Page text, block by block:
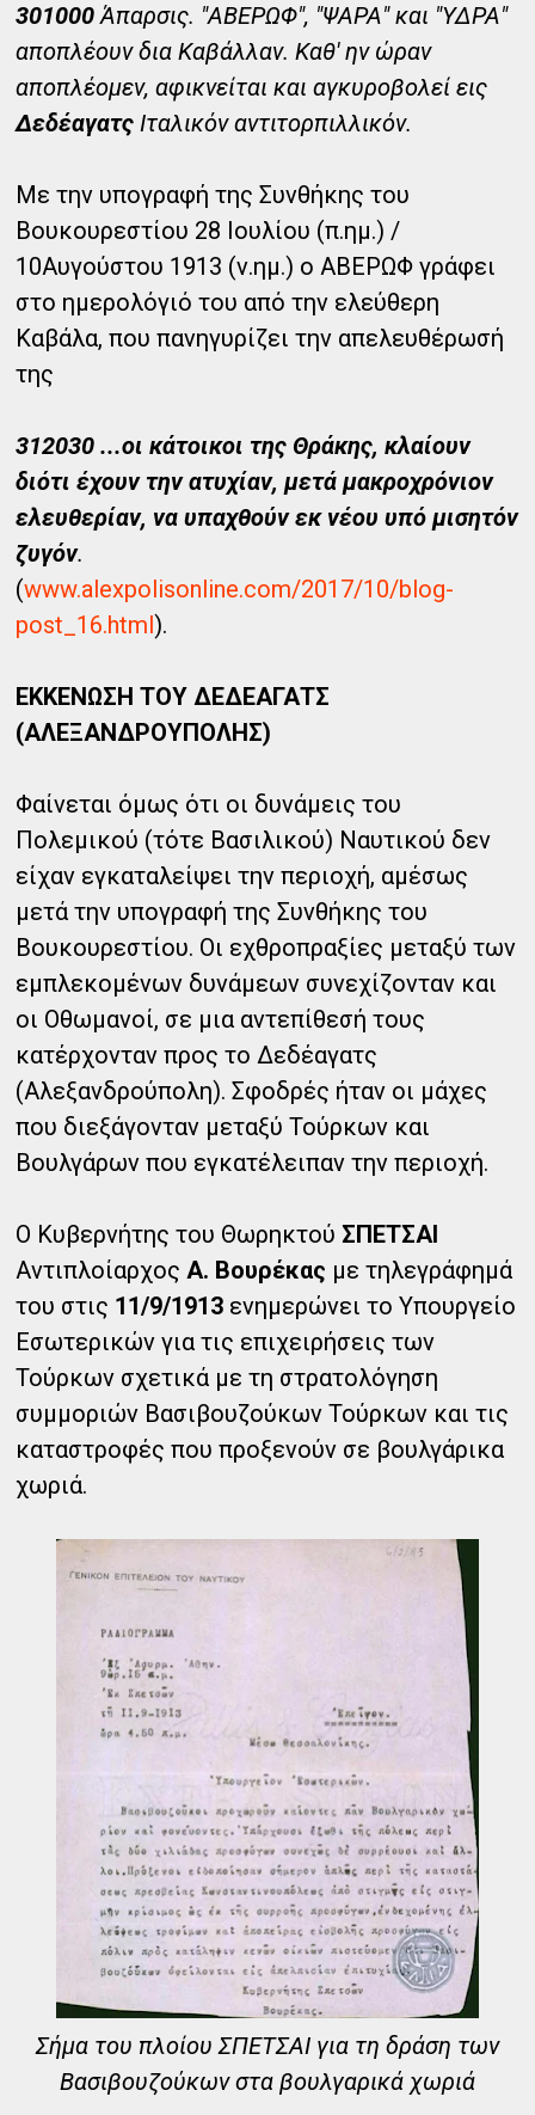
301000Άπαρσις. "ΑΒΕΡΩΦ", "ΨΑΡΑ" και "ΥΔΡΑ"
αποπλέουν δια Καβάλλαν. Καθ' ην ώραν
αποπλέομεν, αφικνείται και αγκυροβολεί εις
Δεδέαγατς Ιταλικόν αντιτορπιλλικόν.
Με την υπογραφή της Συνθήκης του
Βουκουρεστίου 28 Ιουλίου (π.ημ.) /
10Αυγούστου 1913 (ν.ημ.) ο ΑΒΕΡΩΦ γράφει
στο ημερολόγιό του από την ελεύθερη
Καβάλα, που πανηγυρίζει την απελευθέρωσή
της
312030 ...οι κάτοικοι της Θράκης, κλαίουν
διότι έχουν την ατυχίαν, μετά μακροχρόνιον
ελευθερίαν, να υπαχθούν εκ νέου υπό μισητόν
ζυγόν.
(www.alexpolisonline.com/2017/10/blog-
post_16.html).
ΕΚΚΕΝΩΣΗ ΤΟΥ ΔΕΔΕΑΓΑΤΣ
(ΑΛΕΞΑΝΔΡΟΥΠΟΛΗΣ)
Φαίνεται όμως ότι οι δυνάμεις του
Πολεμικού (τότε Βασιλικού) Ναυτικού δεν
είχαν εγκαταλείψει την περιοχή, αμέσως
μετά την υπογραφή της Συνθήκης του
Βουκουρεστίου. Οι εχθροπραξίες μεταξύ των
εμπλεκομένων δυνάμεων συνεχίζονταν και
οι Οθωμανοί, σε μια αντεπίθεσή τους
κατέρχονταν προς το Δεδέαγατς
(Αλεξανδρούπολη). Σφοδρές ήταν οι μάχες
που διεξάγονταν μεταξύ Τούρκων και
Βουλγάρων που εγκατέλειπαν την περιοχή.
Ο Κυβερνήτης του ΘωρηκτούΣΠΕΤΣΑΙ
ΑντιπλοίαρχοςΑ. Βουρέκας με τηλεγράφημά
του στις 11/9/1913 ενημερώνει το Υπουργείο
Εσωτερικών για τις επιχειρήσεις των
Τούρκων σχετικά με τη στρατολόγηση
συμμοριών Βασιβουζούκων Τούρκων και τις
καταστροφές που προξενούν σε βουλγάρικα
χωριά.
Σήμα του πλοίου ΣΠΕΤΣΑΙ για τη δράση των
Βασιβουζούκων στα βουλγαρικά χωριά